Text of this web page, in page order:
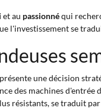
et au passionnéqui
l'investissement se
une décision
des machines d'entrée
résistants, se traduit